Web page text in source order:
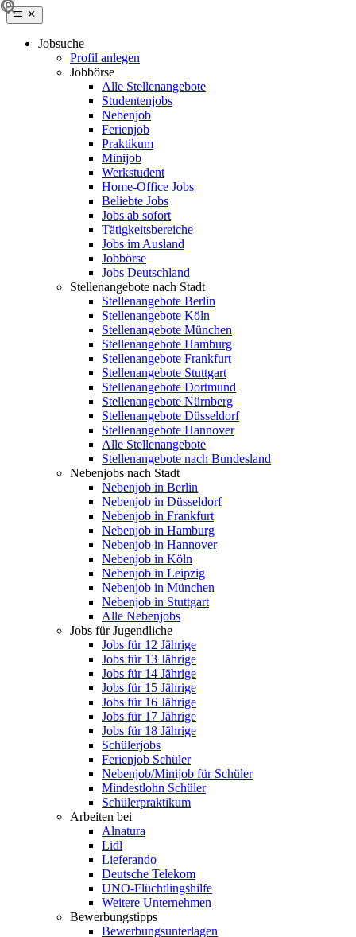
Jobsuche
Profil anlegen
Jobbörse
Alle Stellenangebote
Studentenjobs
Nebenjob
Ferienjob
Praktikum
Minijob
Werkstudent
Home-Office Jobs
Beliebte Jobs
Jobs ab sofort
Tätigkeitsbereiche
Jobs im Ausland
Jobbörse
Jobs Deutschland
Stellenangebote nach Stadt
Stellenangebote Berlin
Stellenangebote Köln
Stellenangebote München
Stellenangebote Hamburg
Stellenangebote Frankfurt
Stellenangebote Stuttgart
Stellenangebote Dortmund
Stellenangebote Nürnberg
Stellenangebote Düsseldorf
Stellenangebote Hannover
Alle Stellenangebote
Stellenangebote nach Bundesland
Nebenjobs nach Stadt
Nebenjob in Berlin
Nebenjob in Düsseldorf
Nebenjob in Frankfurt
Nebenjob in Hamburg
Nebenjob in Hannover
Nebenjob in Köln
Nebenjob in Leipzig
Nebenjob in München
Nebenjob in Stuttgart
Alle Nebenjobs
Jobs für Jugendliche
Jobs für 12 Jährige
Jobs für 13 Jährige
Jobs für 14 Jährige
Jobs für 15 Jährige
Jobs für 16 Jährige
Jobs für 17 Jährige
Jobs für 18 Jährige
Schülerjobs
Ferienjob Schüler
Nebenjob/Minijob für Schüler
Mindestlohn Schüler
Schülerpraktikum
Arbeiten bei
Alnatura
Lidl
Lieferando
Deutsche Telekom
UNO-Flüchtlingshilfe
Weitere Unternehmen
Bewerbungstipps
Bewerbungsunterlagen